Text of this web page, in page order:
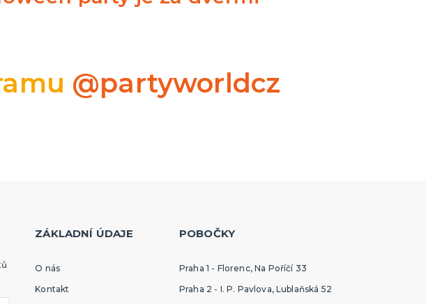
@partyworldcz
ZÁKLADNÍ ÚDAJE
O nás
Kontakt
POBOČKY
Praha 1 - Florenc, Na Poříčí 33
Praha 2 - I. P. Pavlova, Lublaňská 52